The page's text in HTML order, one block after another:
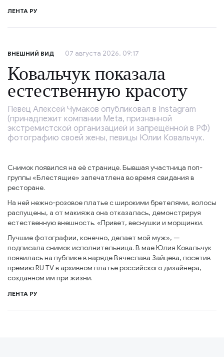
ЛЕНТА РУ
ВНЕШНИЙ ВИД 07 августа 2026, 09:17
Ковальчук показала
естественную красоту
Певец Алексей Чумаков опубликовал в Instagram
(принадлежит компании Meta, признанной
экстремистской организацией и запрещённой в РФ)
фотографию своей жены, певицы Юлии Ковальчук.
Снимок появился на её странице. Бывшая участница поп-
группы «Блестящие» запечатлена во время свидания в
ресторане.
На ней нежно-розовое платье с широкими бретелями, волосы
распущены, а от макияжа она отказалась, демонстрируя
естественную внешность. «Привет, веснушки и морщинки.
Лучшие фотографии, конечно, делает мой муж», —
подписала снимок исполнительница. В мае Юлия Ковальчук
появилась на публике в наряде Вячеслава Зайцева, посетив
премию RU TV в архивном платье российского дизайнера,
созданном им при жизни.
ЛЕНТА РУ